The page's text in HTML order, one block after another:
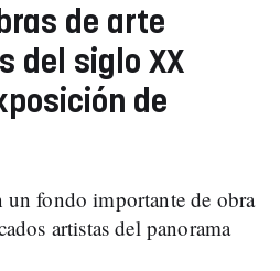
de arte
del siglo XX
de
un fondo importante de obra
artistas del panorama